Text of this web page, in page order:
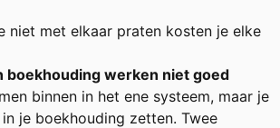
niet met elkaar praten kosten je elke
boekhouding werken niet goed
binnen in het ene systeem, maar je
je boekhouding zetten. Twee